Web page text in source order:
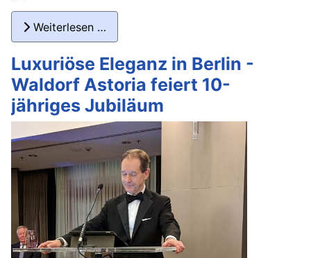
Weiterlesen …
Luxuriöse Eleganz in Berlin -
Waldorf Astoria feiert 10-
jähriges Jubiläum